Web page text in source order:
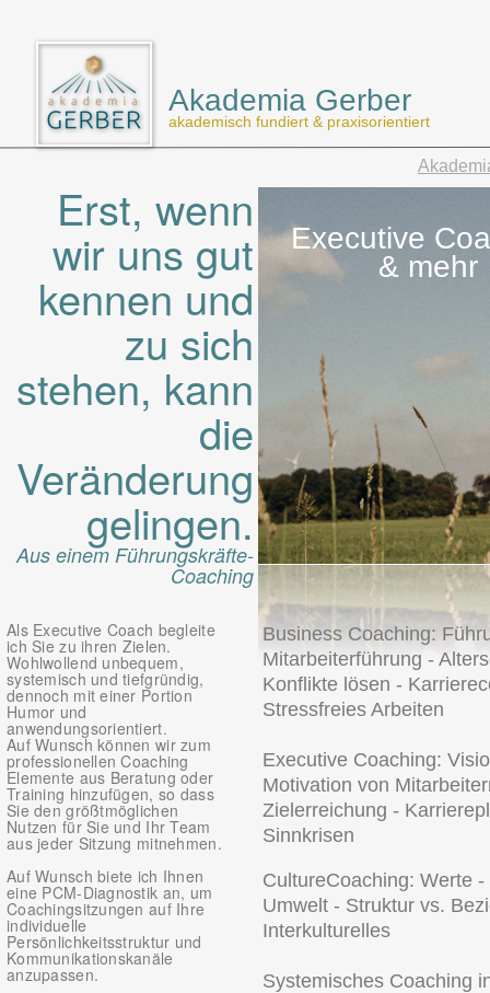
Akademia Gerber
akademisch fundiert & praxisorientiert
Erst, wenn
wir uns gut
kennen und
zu sich
stehen, kann
die
Veränderung
gelingen.
Aus einem Führungskräfte-
Coaching
Business Coaching:
Mitarbeiterführung -
Konflikte lösen -
Stressfreies Arbeiten
Executive Coaching:
Motivation von
Zielerreichung -
Sinnkrisen
CultureCoaching: Werte -
Umwelt - Struktur vs.
Interkulturelles
Systemisches Coaching
Executive
& mehr
Als Executive Coach begleite
ich Sie zu ihren Zielen.
Wohlwollend unbequem,
systemisch und tiefgründig,
dennoch mit einer Portion
Humor und
anwendungsorientiert.
Auf Wunsch können wir zum
professionellen Coaching
Elemente aus Beratung oder
Training hinzufügen, so dass
Sie den größtmöglichen
Nutzen für Sie und Ihr Team
aus jeder Sitzung mitnehmen.
Auf Wunsch biete ich Ihnen
eine PCM-Diagnostik an, um
Coachingsitzungen auf Ihre
individuelle
Persönlichkeitsstruktur und
Kommunikationskanäle
anzupassen.